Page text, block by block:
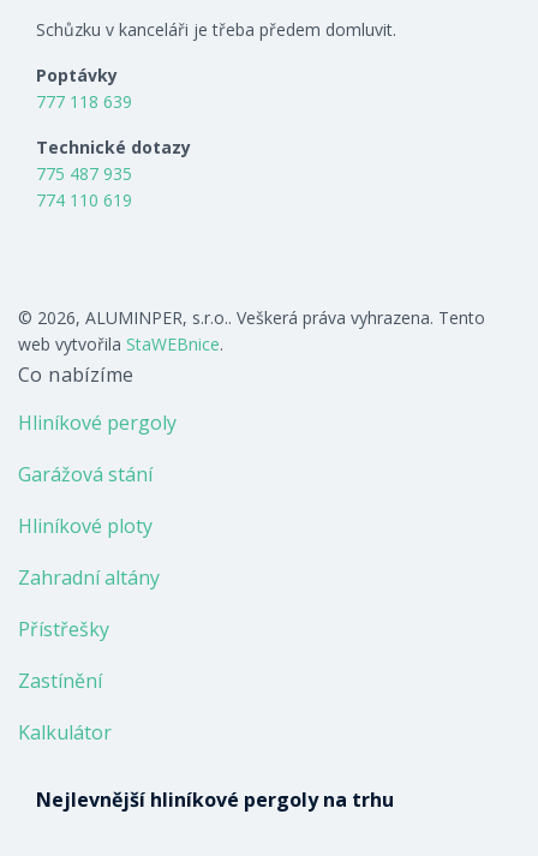
Schůzku v kanceláři je třeba předem domluvit.
Poptávky
777 118 639
Technické dotazy
775 487 935
774 110 619
© 2026, ALUMINPER, s.r.o.. Veškerá práva vyhrazena. Tento
web vytvořila StaWEBnice.
Co nabízíme
Hliníkové pergoly
Garážová stání
Hliníkové ploty
Zahradní altány
Přístřešky
Zastínění
Kalkulátor
Nejlevnější hliníkové pergoly na trhu